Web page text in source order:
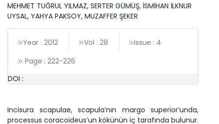
MEHMET TUĞRUL YILMAZ, SERTER GÜMÜŞ, İSMİHAN İLKNUR
UYSAL, YAHYA PAKSOY, MUZAFFER ŞEKER
Year : 2012 Vol : 28
Issue : 4
Page : 222-226
DOI :
Incisura scapulae, scapula’nın margo superior’unda,
processus coracoideus’un kökünün iç tarafında bulunur.